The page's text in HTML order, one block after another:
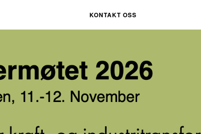
KONTAKT OSS